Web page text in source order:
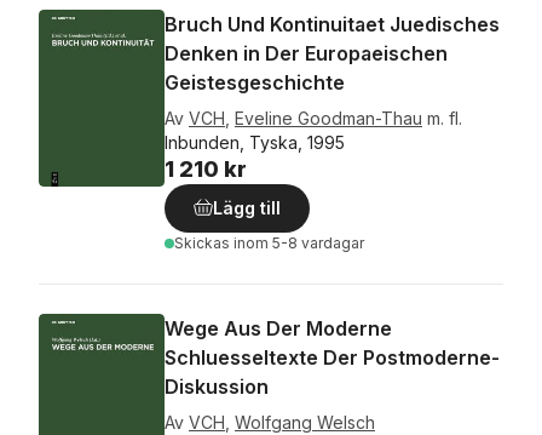
Bruch Und Kontinuitaet Juedisches
Denken in Der Europaeischen
Geistesgeschichte
Av VCH Eveline Goodman-Thau m. fl.
Inbunden, Tyska, 1995
1 210 kr
Lägg till
Skickas inom 5-8 vardagar
Wege Aus Der Moderne
Schluesseltexte Der Postmoderne-
Diskussion
Av VCH Wolfgang Welsch